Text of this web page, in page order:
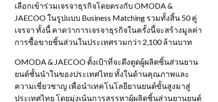
เลือกเข้าร่วมเจรจาธุรกิจโดยตรงกับ OMODA &
JAECOO ในรูปแบบ Business Matching รวมทั้งสิ้น 50 คู่
เจรจา ทั้งนี้ คาดว่าการเจรจาธุรกิจในครั้งนี้จะสร้างมูลค่า
การซื้อขายชิ้นส่วนในประเทศรวมกว่า 2,100 ล้านบาท
OMODA & JAECOO ตั้งเป้าที่จะดึงดูดผู้ผลิตชิ้นส่วนยาน
ยนต์ชั้นนำในของประเทศไทย ทั้งในด้านคุณภาพและ
ความเชี่ยวชาญ เพื่อนำเทคโนโลยียานยนต์ขั้นสูงมาสู่
ประเทศไทย โดยมุ่งเน้นการสรรหาผู้ผลิตชิ้นส่วนยานยนต์